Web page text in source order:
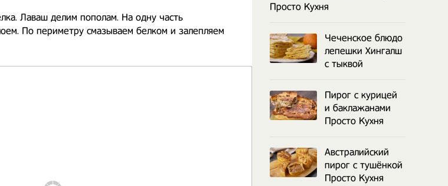
Лаваш делим пополам. На одну часть
По периметру смазываем белком и залепляем
Просто Кухня
Чеченское блюдо
лепешки Хингалш
с тыквой
Пирог с курицей
и баклажанами
Просто Кухня
Австралийский
пирог с тушёнкой
Просто Кухня